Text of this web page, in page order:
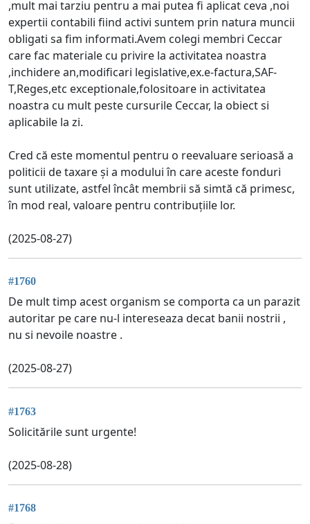
,mult mai tarziu pentru a mai putea fi aplicat ceva ,noi
expertii contabili fiind activi suntem prin natura muncii
obligati sa fim informati.Avem colegi membri Ceccar
care fac materiale cu privire la activitatea noastra
,inchidere an,modificari legislative,ex.e-factura,SAF-
T,Reges,etc exceptionale,folositoare in activitatea
noastra cu mult peste cursurile Ceccar, la obiect si
aplicabile la zi.
Cred că este momentul pentru o reevaluare serioasă a
politicii de taxare și a modului în care aceste fonduri
sunt utilizate, astfel încât membrii să simtă că primesc,
în mod real, valoare pentru contribuțiile lor.
(2025-08-27)
#1760
De mult timp acest organism se comporta ca un parazit
autoritar pe care nu-l intereseaza decat banii nostrii ,
nu si nevoile noastre .
(2025-08-27)
#1763
Solicitările sunt urgente!
(2025-08-28)
#1768